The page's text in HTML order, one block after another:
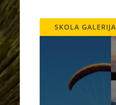
SKOLA GALERIJA